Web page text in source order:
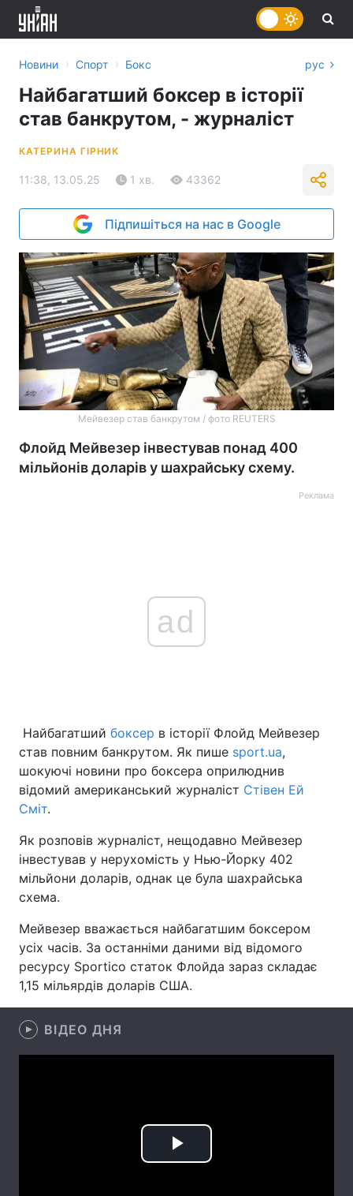
Головна Війна
Україна
Економіка Світ
Спорт Наука
Зброя Інциденти
Здоров'я
Цікавинки
Екологія Регіони
Статті
Новини › Спорт › Бокс рус
Найбагатший боксер в історії
став банкрутом, - журналіст
КАТЕРИНА ГІРНИК
11:38, 13.05.25 1 хв. 43362
Підпишіться на нас в Google
Мейвезер став банкрутом / фото REUTERS
Флойд Мейвезер інвестував понад 400
мільйонів доларів у шахрайську схему.
Реклама
ad
Найбагатший боксер в історії Флойд Мейвезер
став повним банкрутом. Як пише sport.ua,
шокуючі новини про боксера оприлюднив
відомий американський журналіст Стівен Ей
Сміт.
Як розповів журналіст, нещодавно Мейвезер
інвестував у нерухомість у Нью-Йорку 402
мільйони доларів, однак це була шахрайська
схема.
Мейвезер вважається найбагатшим боксером
усіх часів. За останніми даними від відомого
ресурсу Sportico статок Флойда зараз складає
1,15 мільярдів доларів США.
ВІДЕО ДНЯ
Play